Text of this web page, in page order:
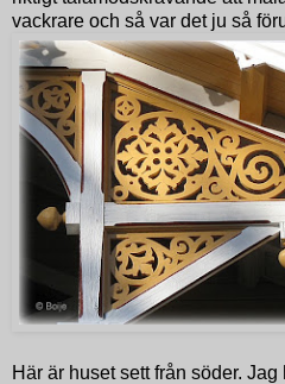
vackrare och så var det ju så
Här är huset sett från söder.